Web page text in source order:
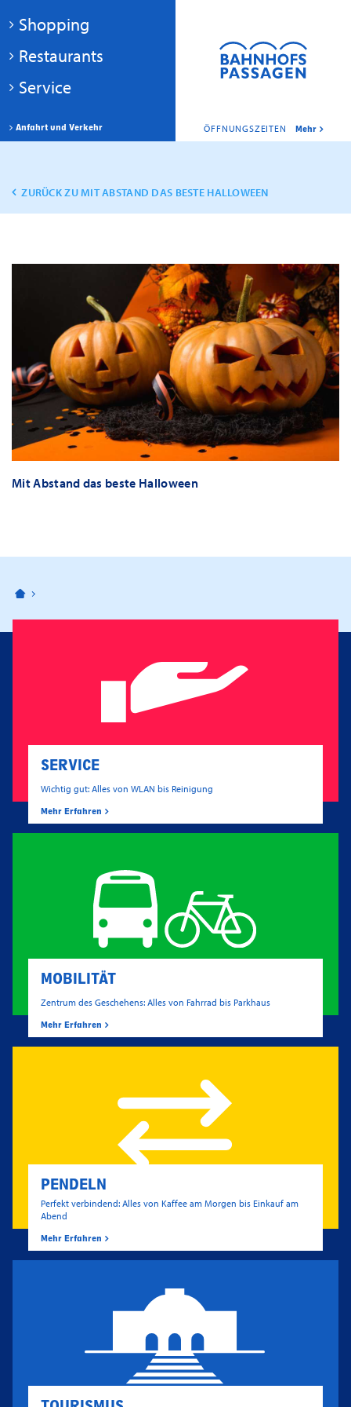
ÖFFNUNGSZEITEN Mehr
Anfahrt und Verkehr
Shopping
Restaurants
Service
ZURÜCK ZU MIT ABSTAND DAS BESTE HALLOWEEN
Mit Abstand das beste Halloween
Bahnhofspassagen Potsdam
SERVICE
Wichtig gut: Alles von WLAN bis Reinigung
Mehr Erfahren
MOBILITÄT
Zentrum des Geschehens: Alles von Fahrrad bis Parkhaus
Mehr Erfahren
PENDELN
Perfekt verbindend: Alles von Kaffee am Morgen bis Einkauf am
Abend
Mehr Erfahren